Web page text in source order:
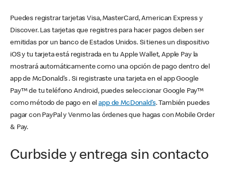
Puedes registrar tarjetas Visa, MasterCard, American Express y
Discover. Las tarjetas que registres para hacer pagos deben ser
emitidas por un banco de Estados Unidos. Si tienes un dispositivo
iOS y tu tarjeta está registrada en tu Apple Wallet, Apple Pay la
mostrará automáticamente como una opción de pago dentro del
app de McDonald’s . Si registraste una tarjeta en el app Google
Pay™ de tu teléfono Android, puedes seleccionar Google Pay™
como método de pago en elapp de McDonald’s. También puedes
pagar con PayPal y Venmo las órdenes que hagas con Mobile Order
& Pay.
Curbside y entrega sin contacto